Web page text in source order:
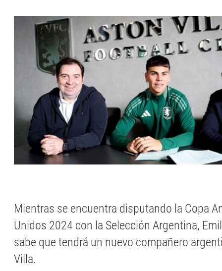
Mientras se encuentra disputando la Copa
Unidos 2024 con la Selección Argentina,
sabe que tendrá un nuevo compañero
Villa.